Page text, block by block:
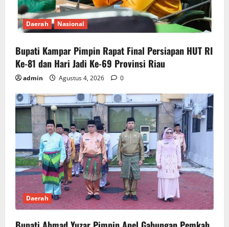
Daerah Nasional
Bupati Kampar Pimpin Rapat Final Persiapan HUT RI
Ke-81 dan Hari Jadi Ke-69 Provinsi Riau
admin Agustus 4, 2026 0
Daerah